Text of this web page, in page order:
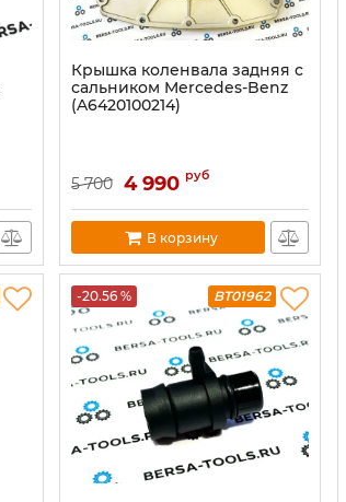
Крышка коленвала задняя с
сальником Mercedes-Benz
(A6420100214)
5 700 4 990 руб
В корзину
-20.56 % BT01962